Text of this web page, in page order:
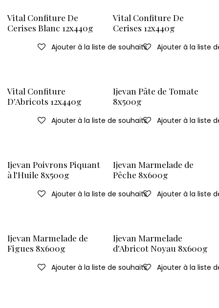
Vital Confiture De
Cerises Blanc 12x440g
Ajouter à la liste de souhaits
Vital Confiture De
Cerises 12x440g
Ajouter à la liste
Vital Confiture
D'Abricots 12x440g
Ajouter à la liste de souhaits
Ijevan Pâte de Tomate
8x500g
Ajouter à la liste
Ijevan Poivrons Piquant
à l'Huile 8x500g
Ajouter à la liste de souhaits
Ijevan Marmelade de
Pêche 8x600g
Ajouter à la liste
Ijevan Marmelade de
Figues 8x600g
Ajouter à la liste de souhaits
Ijevan Marmelade
d'Abricot Noyau 8x600g
Ajouter à la liste